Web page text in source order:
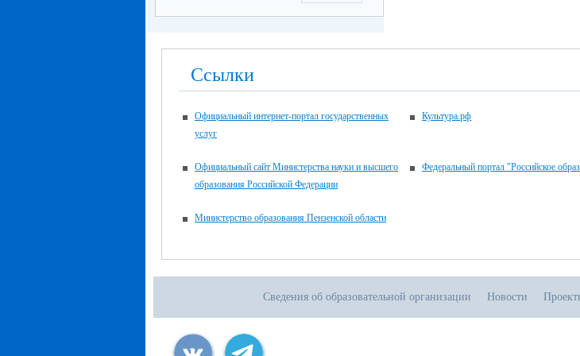
Ссылки
Официальный интернет-портал государственных
услуг
Культура.рф
Официальный сайт Министерства науки и высшего
образования Российской Федерации
Федеральный портал "Российское
Министерство образования Пензенской области
Сведения об образовательной организации Новости